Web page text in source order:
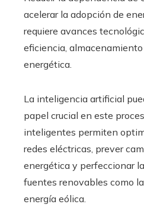
acelerar la adopción de
requiere avances
eficiencia,
energética.
La inteligencia artificial
papel crucial en este
inteligentes permiten
redes eléctricas, prever
energética y perfeccionar
fuentes renovables como
energía eólica.